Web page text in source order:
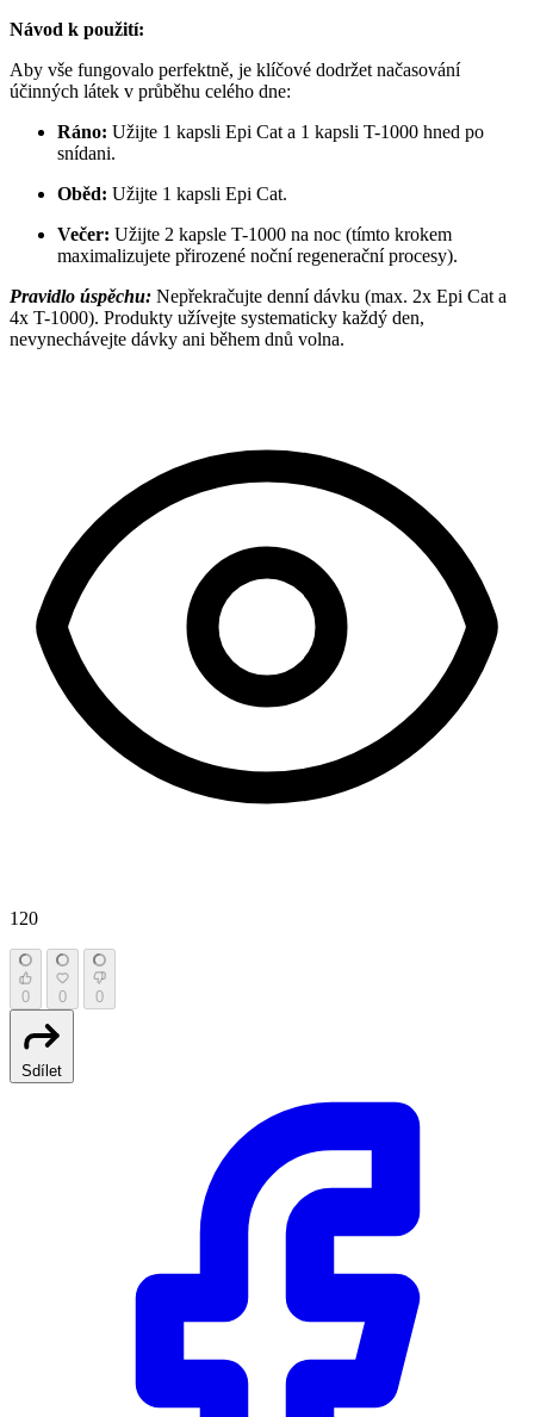
Návod k použití:
Aby vše fungovalo perfektně, je klíčové dodržet načasování
účinných látek v průběhu celého dne:
Ráno: Užijte 1 kapsli Epi Cat a 1 kapsli T-1000 hned po
snídani.
Oběd: Užijte 1 kapsli Epi Cat.
Večer: Užijte 2 kapsle T-1000 na noc (tímto krokem
maximalizujete přirozené noční regenerační procesy).
Pravidlo úspěchu: Nepřekračujte denní dávku (max. 2x Epi Cat a
4x T-1000). Produkty užívejte systematicky každý den,
nevynechávejte dávky ani během dnů volna.
120
0 0 0
Sdílet